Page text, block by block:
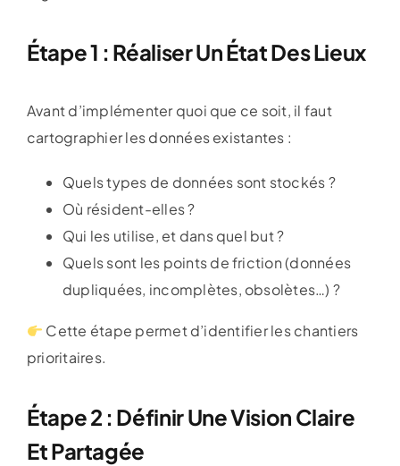
Étape 1 : Réaliser Un État Des Lieux
Avant d’implémenter quoi que ce soit, il faut
cartographier les données existantes :
Quels types de données sont stockés ?
Où résident-elles ?
Qui les utilise, et dans quel but ?
Quels sont les points de friction (données
dupliquées, incomplètes, obsolètes…) ?
Cette étape permet d’identifier les chantiers
prioritaires.
Étape 2 : Définir Une Vision Claire
Et Partagée